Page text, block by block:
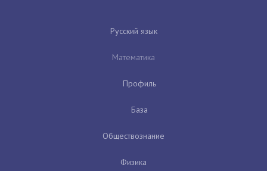
Русский язык
Математика
Профиль
База
Обществознание
Физика